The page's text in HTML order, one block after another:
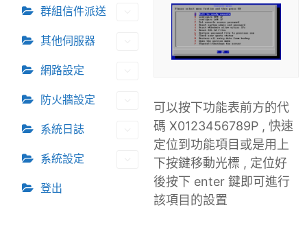
群組信件派送
其他伺服器
網路設定
防火牆設定
系統日誌
系統設定
登出
可以按下功能表前方的代
碼 X0123456789P , 快速
定位到功能項目或是用上
下按鍵移動光標 , 定位好
後按下 enter 鍵即可進行
該項目的設置